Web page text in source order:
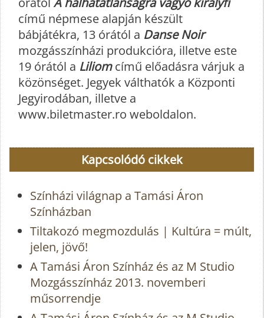
című népmese alapján készült
bábjátékra, 13 órától a Danse Noir
mozgásszínházi produkcióra, illetve este
19 órától a Liliom című előadásra várjuk a
közönséget. Jegyek válthatók a Központi
Jegyirodában, illetve a
www.biletmaster.ro weboldalon.
Kapcsolódó cikkek
Színházi világnap a Tamási Áron
Színházban
Tiltakozó megmozdulás | Kultúra = múlt,
jelen, jövő!
A Tamási Áron Színház és az M Studio
Mozgásszínház 2013. novemberi
műsorrendje